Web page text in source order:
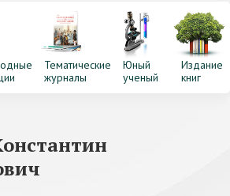
Тематические
журналы
Юный
ученый
Издание
книг